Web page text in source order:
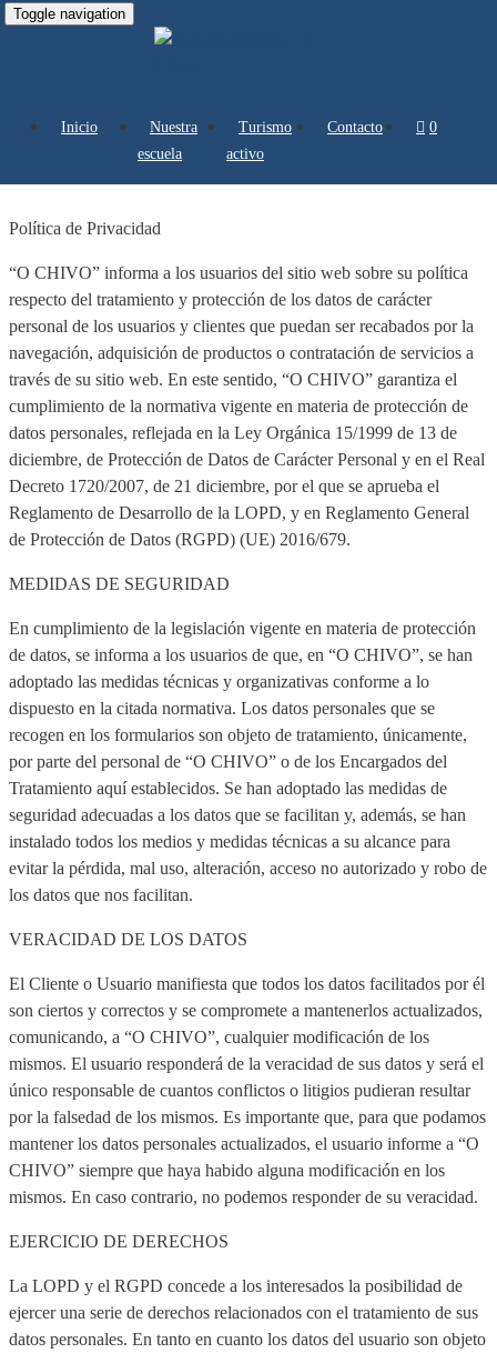
Toggle navigation
Inicio
Nuestra
escuela
Turismo
activo
Contacto 0 artículos
Política de Privacidad
Política de Privacidad
“O CHIVO” informa a los usuarios del sitio web sobre su política
respecto del tratamiento y protección de los datos de carácter
personal de los usuarios y clientes que puedan ser recabados por la
navegación, adquisición de productos o contratación de servicios a
través de su sitio web. En este sentido, “O CHIVO” garantiza el
cumplimiento de la normativa vigente en materia de protección de
datos personales, reflejada en la Ley Orgánica 15/1999 de 13 de
diciembre, de Protección de Datos de Carácter Personal y en el Real
Decreto 1720/2007, de 21 diciembre, por el que se aprueba el
Reglamento de Desarrollo de la LOPD, y en Reglamento General
de Protección de Datos (RGPD) (UE) 2016/679.
MEDIDAS DE SEGURIDAD
En cumplimiento de la legislación vigente en materia de protección
de datos, se informa a los usuarios de que, en “O CHIVO”, se han
adoptado las medidas técnicas y organizativas conforme a lo
dispuesto en la citada normativa. Los datos personales que se
recogen en los formularios son objeto de tratamiento, únicamente,
por parte del personal de “O CHIVO” o de los Encargados del
Tratamiento aquí establecidos. Se han adoptado las medidas de
seguridad adecuadas a los datos que se facilitan y, además, se han
instalado todos los medios y medidas técnicas a su alcance para
evitar la pérdida, mal uso, alteración, acceso no autorizado y robo de
los datos que nos facilitan.
VERACIDAD DE LOS DATOS
El Cliente o Usuario manifiesta que todos los datos facilitados por él
son ciertos y correctos y se compromete a mantenerlos actualizados,
comunicando, a “O CHIVO”, cualquier modificación de los
mismos. El usuario responderá de la veracidad de sus datos y será el
único responsable de cuantos conflictos o litigios pudieran resultar
por la falsedad de los mismos. Es importante que, para que podamos
mantener los datos personales actualizados, el usuario informe a “O
CHIVO” siempre que haya habido alguna modificación en los
mismos. En caso contrario, no podemos responder de su veracidad.
EJERCICIO DE DERECHOS
La LOPD y el RGPD concede a los interesados la posibilidad de
ejercer una serie de derechos relacionados con el tratamiento de sus
datos personales. En tanto en cuanto los datos del usuario son objeto